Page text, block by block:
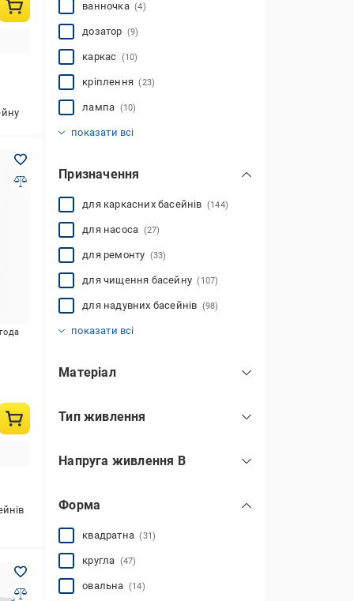
ванночка(4)
дозатор (9)
каркас (10)
кріплення(23)
лампа (10)
показати всі
Призначення
для каркасних басейнів (144)
для насоса (27)
для ремонту (33)
для чищення басейну(107)
для надувних басейнів (98)
показати всі
Матеріал
ПВХ(40)
вініл (3)
пластик
поліестер
поліуретан
синтетичне волокно
Тип живлення
батареї D(4)
Напруга живлення В
230
Форма
квадратна(31)
кругла (47)
овальна (14)